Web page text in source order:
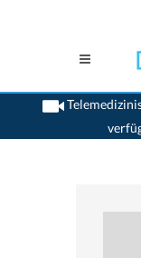
>Hals